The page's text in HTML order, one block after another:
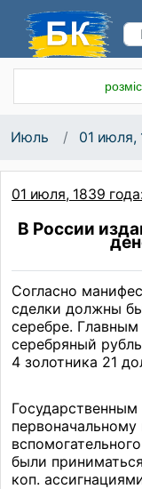
Июль 01 июля,
01 июля, 1839 года:
В России
Согласно
сделки должны
серебре.
серебряный
4 золотника 21
Государственным
были
коп.